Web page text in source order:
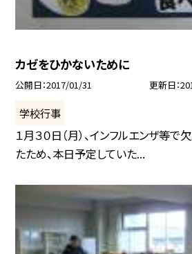
カゼをひかないために
公開日 2017/01/31 更新日
学校行事
１月３０日（月）、インフルエンザ等
たため、本日予定していた...